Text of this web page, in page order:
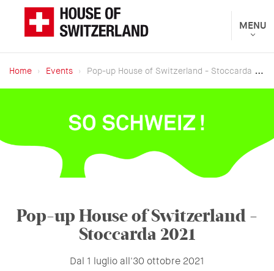
Salta
Presentato
dal
Dipartimento
federale
esteri
Toggle
MENU
Briciole
Home Events Pop-up House of Switzerland - Stoccarda 2021
Pop-up House of Switzerland -
Stoccarda 2021
Dal 1 luglio all'30 ottobre 2021